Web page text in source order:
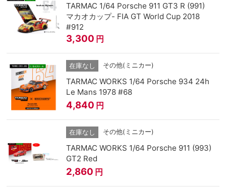
TARMAC 1/64 Porsche 911 GT3 R (991)
マカオカップ- FIA GT World Cup 2018
#912
3,300 円
在庫なし その他(ミニカー)
TARMAC WORKS 1/64 Porsche 934 24h
Le Mans 1978 #68
4,840 円
在庫なし その他(ミニカー)
TARMAC WORKS 1/64 Porsche 911 (993)
GT2 Red
2,860 円